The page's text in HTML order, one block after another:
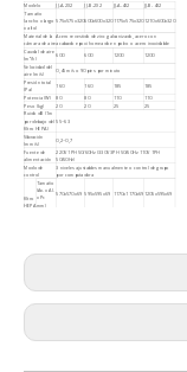
Modelo JJ-A-2X2 JJ-B-2X2 JJ-A-4X2
JJ-B-4X2
Tamaño
(ancho x largo
x alto)
575x575x320600x600x3201175x575x3201210x600x320
Material de la
cámara de aire
Acero revestido de zinc galvanizado, acero con
acabado epoxi horneado en polvo o acero inoxidable
Caudal de aire
(m³/h)
600 600 1200
1200
Velocidad del
aire (m/s)
0,45 m/s o 90 pies por minuto
Presión total
(Pa)
160 160 185 185
Potencia (W) 80 80 110
110
Peso (kg)
20 20 25
25
Ruido dB (1m
por debajo del
filtro HEPA)
55~63
Vibración
(mm/s)
0,2~0,7
Fuente de
alimentación
220V 1PH 50/60Hz (330V 3PH 50/60Hz 110V 1PH
50/60Hz)
Modo de
control
3 niveles ajustables manualmente o control de grupo
por computadora
filtro
HEPA
Tamaño
(An. x Al.
x Pr.
mm)
570x570x69 595x595x69 1170x1170x69 1205x595x69